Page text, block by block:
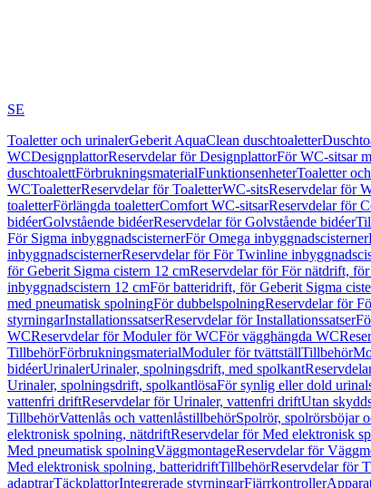
SE
Toaletter och urinalerGeberit AquaClean duschtoaletter
WCDesignplattorReservdelar för DesignplattorFör WC-sitsar
duschtoalettFörbrukningsmaterialFunktionsenheterToaletter
WCToaletterReservdelar för ToaletterWC-sitsReservdelar för
toaletterFörlängda toaletterComfort WC-sitsarReservdelar för
bidéerGolvstående bidéerReservdelar för Golvstående bidéer
För Sigma inbyggnadscisternerFör Omega inbyggnadscisterner
inbyggnadscisternerReservdelar för För Twinline
för Geberit Sigma cistern 12 cmReservdelar för För nätdrift,
inbyggnadscistern 12 cmFör batteridrift, för Geberit Sigma
med pneumatisk spolningFör dubbelspolningReservdelar för
styrningarInstallationssatserReservdelar för Installationssatser
WCReservdelar för Moduler för WCFör vägghängda WC
TillbehörFörbrukningsmaterialModuler för tvättställTillbehör
bidéerUrinalerUrinaler, spolningsdrift, med spolkant
Urinaler, spolningsdrift, spolkantlösaFör synlig eller dold
vattenfri driftReservdelar för Urinaler, vattenfri driftUtan
TillbehörVattenlås och vattenlåstillbehörSpolrör, spolrörsböjar
elektronisk spolning, nätdriftReservdelar för Med elektronisk
Med pneumatisk spolningVäggmontageReservdelar för
Med elektronisk spolning, batteridriftTillbehörReservdelar för
adaptrarTäckplattorIntegrerade styrningarFjärrkontroller